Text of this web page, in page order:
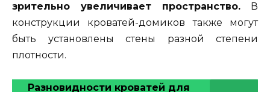
зрительно увеличивает пространство. В
конструкции кроватей-домиков также могут
быть установлены стены разной степени
плотности.
Разновидности кроватей для